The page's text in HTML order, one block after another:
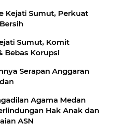
Kejati Sumut, Perkuat
Sumut, Komit
Bebas Korupsi
Serapan Anggaran
Agama Medan
Hak Anak dan
ASN